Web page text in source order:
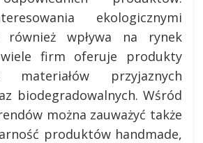
ekologicznymi
również wpływa na rynek
firm oferuje produkty
przyjaznych
biodegradowalnych. Wśród
można zauważyć także
produktów handmade,